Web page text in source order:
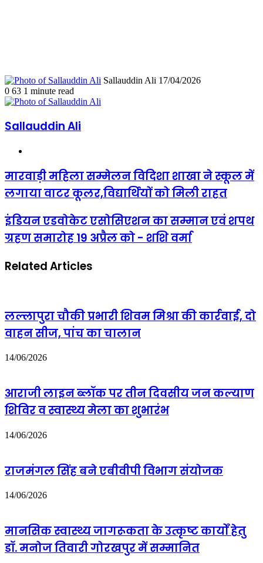
Sallauddin Ali Send
17/04/2026
0 63 1 minute read
Sallauddin Ali
मारवाड़ी
महिला
सम्मेलन
शाखा
ने
स्कूल
में
वाटर
राहत
मारवाड़ी महिला सम्मेलन विदिशा शाखा ने स्कूल में
लगाया वाटर कूलर,विद्यार्थियों को मिली राहत
इंडियन
एडवोकेट
एसोसिएशन
सम्मान
एवं
19
अप्रैल
को
शशि
इंडियन एडवोकेट एसोसिएशन का सम्मान एवं शपथ
ग्रहण समारोह 19 अप्रैल को - शशि वर्मा
Related Articles
लल्लापुरा चौकी प्रभारी शिवम मिश्रा की कार्रवाई, दो
वाहन सीज, पांच का चालान
14/06/2026
आराजी लाइन ब्लॉक पर तीन दिवसीय जन कल्याण
शिविर व स्वास्थ्य मेला का शुभारंभ
14/06/2026
राजमंगल सिंह बने एबीवीपी विभाग संयोजक
14/06/2026
मानसिक स्वास्थ्य जागरूकता के उत्कृष्ट कार्यों हेतु
डॉ. मनोज तिवारी गोरखपुर में सम्मानित